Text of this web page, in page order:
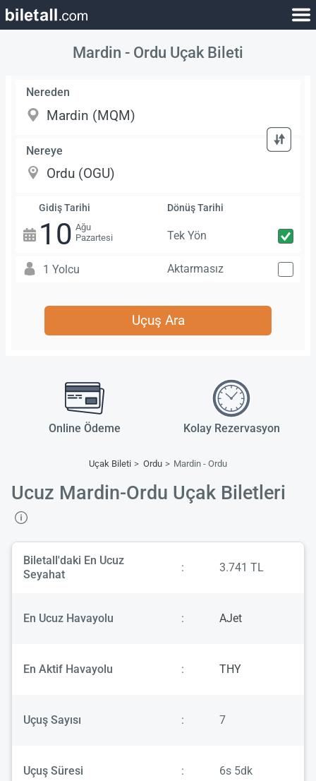
Mardin - Ordu Uçak Bileti
Nereden
Nereye
Gidiş Tarihi
10 Ağu
Pazartesi
Dönüş Tarihi
Tek Yön
1 Yolcu Aktarmasız
Uçuş Ara
Online Ödeme Kolay Rezervasyon
Uçak Bileti Ordu Mardin - Ordu
Ucuz Mardin-Ordu Uçak Biletleri
Biletall'daki En Ucuz
Seyahat
: 3.741 TL
En Ucuz Havayolu : AJet
En Aktif Havayolu : THY
Uçuş Sayısı : 7
Uçuş Süresi : 6s 5dk